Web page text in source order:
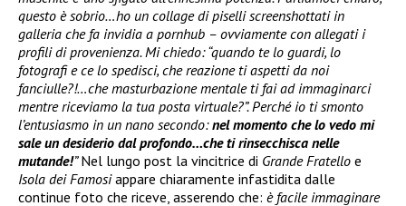
questo è sobrio…ho un collage di piselli screenshottati in
galleria che fa invidia a pornhub – ovviamente con allegati i
profili di provenienza. Mi chiedo: “quando te lo guardi, lo
fotografi e ce lo spedisci, che reazione ti aspetti da noi
fanciulle?!…che masturbazione mentale ti fai ad immaginarci
mentre riceviamo la tua posta virtuale?”. Perché io ti smonto
l’entusiasmo in un nano secondo:nel momento che lo vedo mi
sale un desiderio dal profondo…che ti rinsecchisca nelle
mutande!”Nel lungo post la vincitrice di Grande Fratello e
Isola dei Famosiappare chiaramente infastidita dalle
continue foto che riceve, asserendo che: è facile immaginare